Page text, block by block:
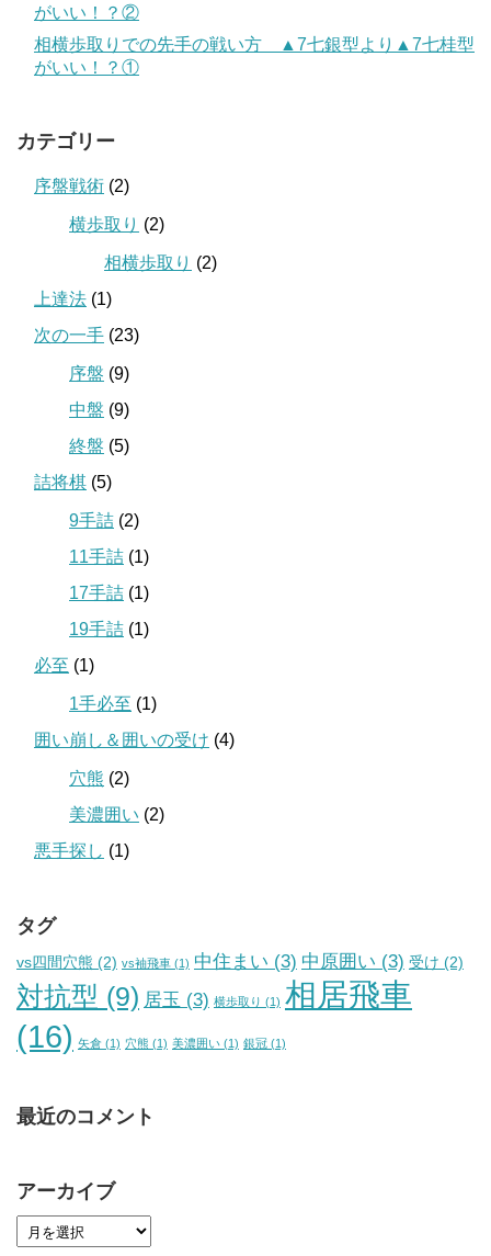
がいい！？②
相横歩取りでの先手の戦い方 ▲7七銀型より▲7七桂型
がいい！？①
カテゴリー
序盤戦術 (2)
横歩取り (2)
相横歩取り (2)
上達法 (1)
次の一手 (23)
序盤 (9)
中盤 (9)
終盤 (5)
詰将棋 (5)
9手詰 (2)
11手詰 (1)
17手詰 (1)
19手詰 (1)
必至 (1)
1手必至 (1)
囲い崩し＆囲いの受け (4)
穴熊 (2)
美濃囲い (2)
悪手探し (1)
タグ
vs四間穴熊 (2) vs袖飛車 (1) 中住まい (3) 中原囲い (3) 受け (2)
対抗型 (9) 居玉 (3) 横歩取り (1) 相居飛車
(16) 矢倉 (1) 穴熊 (1) 美濃囲い (1) 銀冠 (1)
最近のコメント
アーカイブ